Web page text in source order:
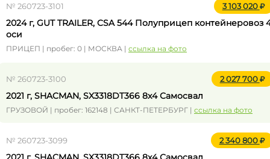
№ 260723-3101 3 103 020
2024 г, GUT TRAILER, CSA 544 Полуприцеп контейнеровоз
оси
ПРИЦЕП | пробег: 0 | МОСКВА | ссылка на фото
№ 260723-3100 2 027 700
2021 г, SHACMAN, SX3318DT366 8x4 Самосвал
ГРУЗОВОЙ | пробег: 162148 | САНКТ-ПЕТЕРБУРГ | ссылка на фото
№ 260723-3099 2 340 800